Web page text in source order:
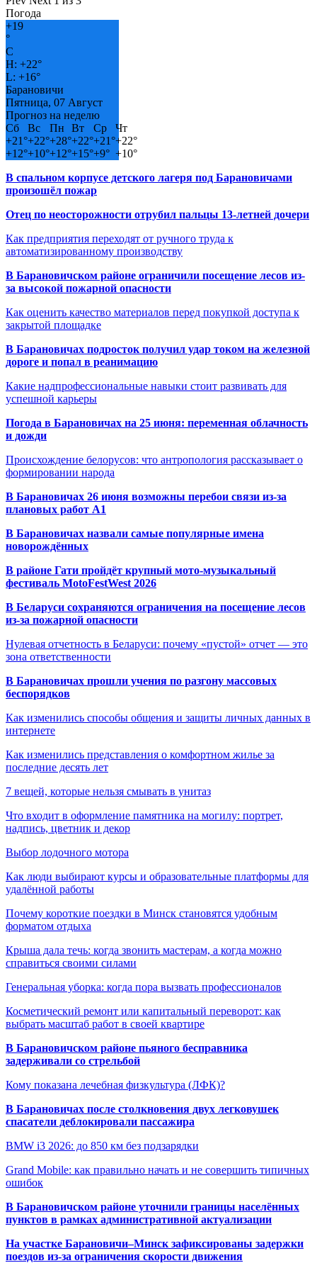
Погода
+19
°
C
H: +22°
L: +16°
Барановичи
Пятница, 07 Август
Прогноз на неделю
Сб
Вс Пн Вт Ср
Чт
+21°+22°+28°+22°+21°+22°
+12°+10°+12°+15°+9° +10°
В спальном корпусе детского лагеря под Барановичами
произошёл пожар
Отец по неосторожности отрубил пальцы 13-летней дочери
Как предприятия переходят от ручного труда к
автоматизированному производству
В Барановичском районе ограничили посещение лесов из-
за высокой пожарной опасности
Как оценить качество материалов перед покупкой доступа к
закрытой площадке
В Барановичах подросток получил удар током на железной
дороге и попал в реанимацию
Какие надпрофессиональные навыки стоит развивать для
успешной карьеры
Погода в Барановичах на 25 июня: переменная облачность
и дожди
Происхождение белорусов: что антропология рассказывает о
формировании народа
В Барановичах 26 июня возможны перебои связи из-за
плановых работ A1
В Барановичах назвали самые популярные имена
новорождённых
В районе Гати пройдёт крупный мото-музыкальный
фестиваль MotoFestWest 2026
В Беларуси сохраняются ограничения на посещение лесов
из-за пожарной опасности
Нулевая отчетность в Беларуси: почему «пустой» отчет — это
зона ответственности
В Барановичах прошли учения по разгону массовых
беспорядков
Как изменились способы общения и защиты личных данных в
интернете
Как изменились представления о комфортном жилье за
последние десять лет
7 вещей, которые нельзя смывать в унитаз
Что входит в оформление памятника на могилу: портрет,
надпись, цветник и декор
Выбор лодочного мотора
Как люди выбирают курсы и образовательные платформы для
удалённой работы
Почему короткие поездки в Минск становятся удобным
форматом отдыха
Крыша дала течь: когда звонить мастерам, а когда можно
справиться своими силами
Генеральная уборка: когда пора вызвать профессионалов
Косметический ремонт или капитальный переворот: как
выбрать масштаб работ в своей квартире
В Барановичском районе пьяного бесправника
задерживали со стрельбой
Кому показана лечебная физкультура (ЛФК)?
В Барановичах после столкновения двух легковушек
спасатели деблокировали пассажира
BMW i3 2026: до 850 км без подзарядки
Grand Mobile: как правильно начать и не совершить типичных
ошибок
В Барановичском районе уточнили границы населённых
пунктов в рамках административной актуализации
На участке Барановичи–Минск зафиксированы задержки
поездов из-за ограничения скорости движения